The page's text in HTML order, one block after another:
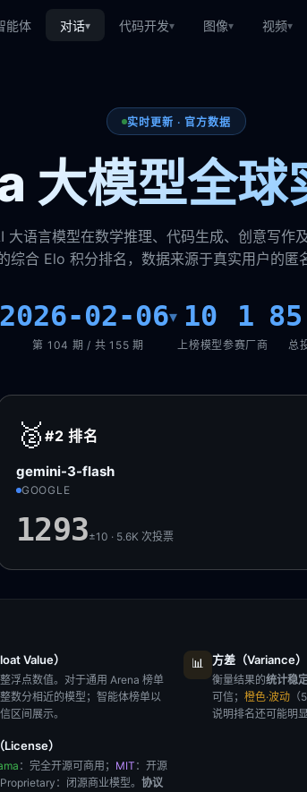
能体 对话▾ 代码开发▾ 图像▾ 视频▾
实时更新 · 官方数据
大模型全球
大语言模型在数学推理、代码生成、创意写作
综合 Elo 积分排名，数据来源于真实用户的匿
2026-02-06▾
第 104 期 / 共 155 期
10
上榜模型
1
参赛厂商 总
🥈 #2排名
gemini-3-flash
GOOGLE
1293±10 · 5.6K次投票
Value）
浮点数值。对于通用 Arena 榜单
数分相近的模型；智能体榜单以
区间展示。
📊 方差（Variance）
衡量结果的统计稳
可信； 橙色·波动
说明排名还可能明显
）
：完全开源可商用； MIT ：开源
Proprietary ：闭源商业模型。 协议